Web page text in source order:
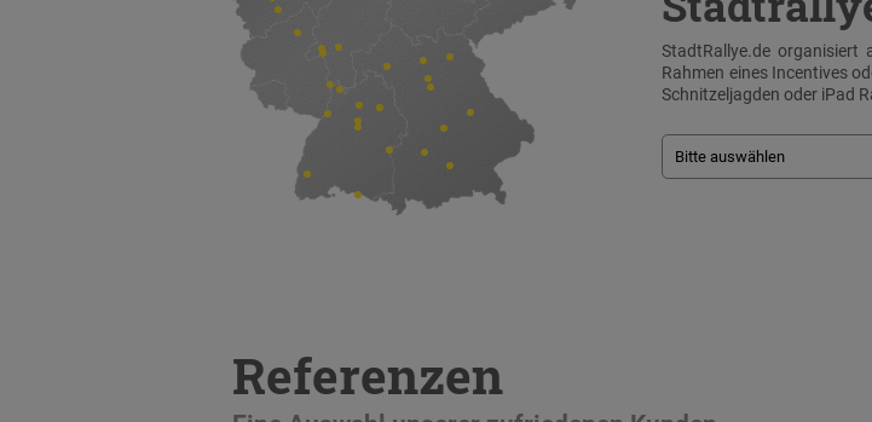
StadtRallye.de organisiert
Rahmen eines Incentives
Schnitzeljagden oder iPad
Referenzen